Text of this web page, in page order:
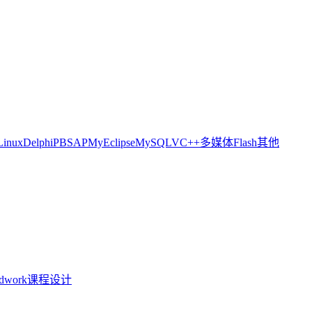
DelphiPBSAPMyEclipseMySQLVC++多媒体Flash其他
课程设计